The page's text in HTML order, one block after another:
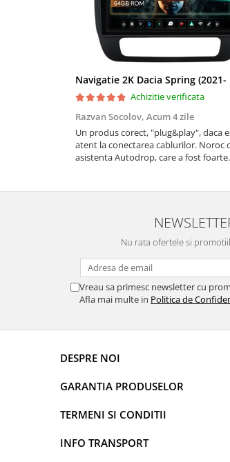
Rame adaptoare Renault
Rame adaptoare Volvo
Rame adaptoare Honda
Rame Adaptoare Porsche
Rame adaptoare Peugeot
Rame adaptoare Kia
Rame adaptoare Alfa Romeo
Rame adaptoare Nissan
Rame adaptoare Fiat
Rame adaptoare Hyundai
Rame adaptoare Chevrolet
Achizitie verificata
Razvan Socolov, Acum 4 zile
Un produs corect, "plug&play", daca
atent la conectarea cablurilor. Noroc
asistenta Autodrop, care a fost foarte
conectat cablul de video de la camera
Nu rata ofertele si
Vreau sa primesc newsletter cu
Afla mai multe in Politica de
DESPRE NOI
GARANTIA PRODUSELOR
TERMENI SI CONDITII
INFO TRANSPORT